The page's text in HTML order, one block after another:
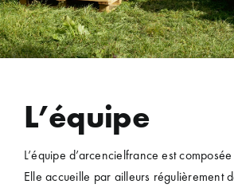
L’équipe
L’équipe d’arcencielfrance est
Elle accueille par ailleurs régulièrement